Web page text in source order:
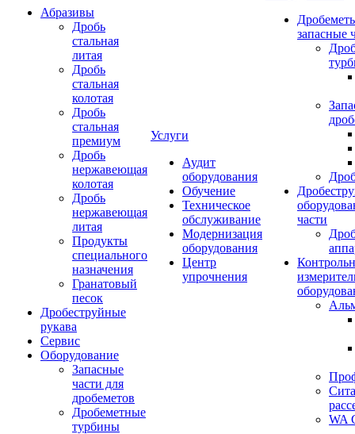
Абразивы
Дробь
стальная
литая
Дробь
стальная
колотая
Дробь
стальная
премиум
Дробь
нержавеющая
колотая
Дробь
нержавеющая
литая
Продукты
специального
назначения
Гранатовый
песок
Дробеструйные
рукава
Сервис
Оборудование
Запасные
части для
дробеметов
Дробеметные
турбины
Услуги
Аудит
оборудования
Обучение
Техническое
обслуживание
Модернизация
оборудования
Центр
упрочнения
запасные
части
WA